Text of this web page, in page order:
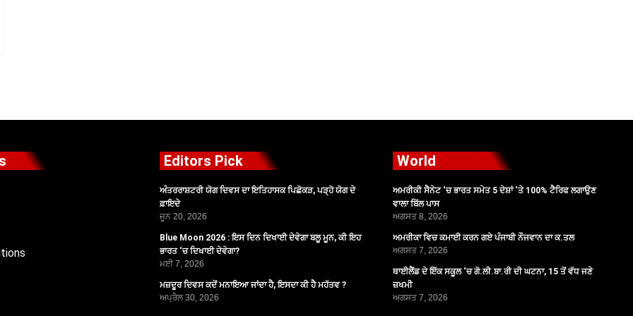
Editors Pick
ਅੰਤਰਰਾਸ਼ਟਰੀ ਯੋਗ ਦਿਵਸ ਦਾ ਇਤਿਹਾਸਕ ਪਿਛੋਕੜ, ਪੜ੍ਹੋ ਯੋਗ ਦੇ
ਫ਼ਾਇਦੇ
ਜੂਨ 20, 2026
Blue Moon 2026 : ਇਸ ਦਿਨ ਦਿਖਾਈ ਦੇਵੇਗਾ ਬਲੂ ਮੂਨ, ਕੀ ਇਹ
ਭਾਰਤ ‘ਚ ਦਿਖਾਈ ਦੇਵੇਗਾ?
ਮਈ 7, 2026
ਮਜ਼ਦੂਰ ਦਿਵਸ ਕਦੋਂ ਮਨਾਇਆ ਜਾਂਦਾ ਹੈ, ਇਸਦਾ ਕੀ ਹੈ ਮਹੱਤਵ ?
ਅਪ੍ਰੈਲ 30, 2026
World
ਅਮਰੀਕੀ ਸੈਨੇਟ ‘ਚ ਭਾਰਤ ਸਮੇਤ 5 ਦੇਸ਼ਾਂ ‘ਤੇ 100% ਟੈਰਿਫ ਲਗਾਉਣ
ਵਾਲਾ ਬਿੱਲ ਪਾਸ
ਅਗਸਤ 8, 2026
ਅਮਰੀਕਾ ਵਿਚ ਕਮਾਈ ਕਰਨ ਗਏ ਪੰਜਾਬੀ ਨੌਜਵਾਨ ਦਾ ਕ.ਤਲ
ਅਗਸਤ 7, 2026
ਥਾਈਲੈਂਡ ਦੇ ਇੱਕ ਸਕੂਲ ‘ਚ ਗੋ.ਲੀ.ਬਾ.ਰੀ ਦੀ ਘਟਨਾ, 15 ਤੋਂ ਵੱਧ ਜਣੇ
ਜ਼ਖਮੀ
ਅਗਸਤ 7, 2026